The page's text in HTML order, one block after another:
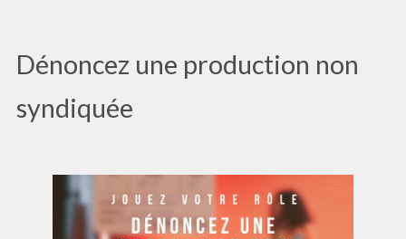
Dénoncez une production non
syndiquée